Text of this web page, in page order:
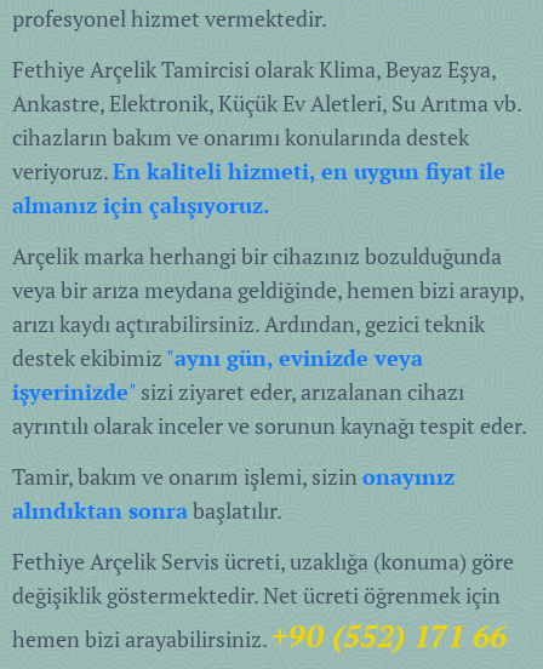
profesyonel hizmet vermektedir.
Fethiye Arçelik Tamircisi olarak Klima, Beyaz Eşya,
Ankastre, Elektronik, Küçük Ev Aletleri, Su Arıtma vb.
cihazların bakım ve onarımı konularında destek
veriyoruz.En kaliteli hizmeti, en uygun fiyat ile
almanız için çalışıyoruz.
Arçelik marka herhangi bir cihazınız bozulduğunda
veya bir arıza meydana geldiğinde, hemen bizi arayıp,
arızı kaydı açtırabilirsiniz. Ardından, gezici teknik
destek ekibimiz "aynı gün, evinizde veya
işyerinizde" sizi ziyaret eder, arızalanan cihazı
ayrıntılı olarak inceler ve sorunun kaynağı tespit eder.
Tamir, bakım ve onarım işlemi, sizin onayınız
alındıktan sonrabaşlatılır.
Fethiye Arçelik Servis ücreti, uzaklığa (konuma) göre
değişiklik göstermektedir. Net ücreti öğrenmek için
hemen bizi arayabilirsiniz. +90 (552) 171 66